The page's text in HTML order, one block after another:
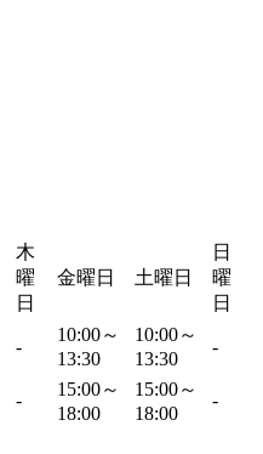
木
曜
日
金曜日 土曜日
日
曜
日
-
10:00～
13:30
10:00～
13:30
-
-
15:00～
18:00
15:00～
18:00
-